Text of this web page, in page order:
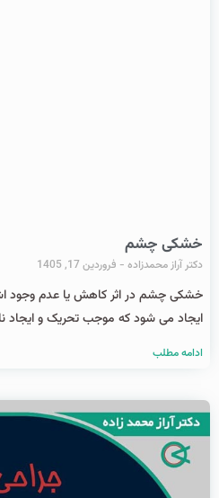
خشکی چشم
دکتر آراز محمدزاده فروردین 17, 1405
خشکی چشم در اثر کاهش یا عدم
ایجاد می شود که موجب تحریک و ایجاد
ادامه مطلب